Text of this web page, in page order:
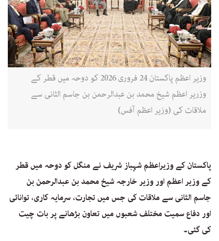
وزیر اعظم پاکستان 24 فروری 2026 کو دوحہ میں قطر کے
وزریر اعظم شیخ محمد بن عبدالرحمن بن جاسم الثانی سے
ملاقات کی (وزیر اعظم آفس)
پاکستان کے وزیراعظم شہباز شریف نے منگل کو دوحہ میں قطر
کے وزیر اعظم اور وزیر خارجہ شیخ محمد بن عبدالرحمن بن
جاسم الثانی سے ملاقات کی جس میں تجارت، سرمایہ کاری، توانائی
اور دفاع سمیت مختلف شعبوں میں تعاون بڑھانے پر بات چیت
کی گئی۔